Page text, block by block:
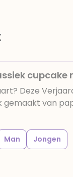
cupcake
Deze
van
Man Jongen